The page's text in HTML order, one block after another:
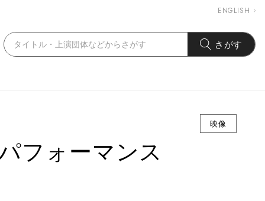
ENGLISH
さがす
映像
フォーマンス